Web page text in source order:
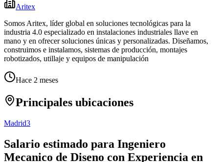
Aritex
Somos Aritex, líder global en soluciones tecnológicas para la
industria 4.0 especializado en instalaciones industriales llave en
mano y en ofrecer soluciones únicas y personalizadas. Diseñamos,
construimos e instalamos, sistemas de producción, montajes
robotizados, utillaje y equipos de manipulación
Hace 2 meses
Principales ubicaciones
Madrid3
Salario estimado para Ingeniero
Mecanico de Diseno con Experiencia en